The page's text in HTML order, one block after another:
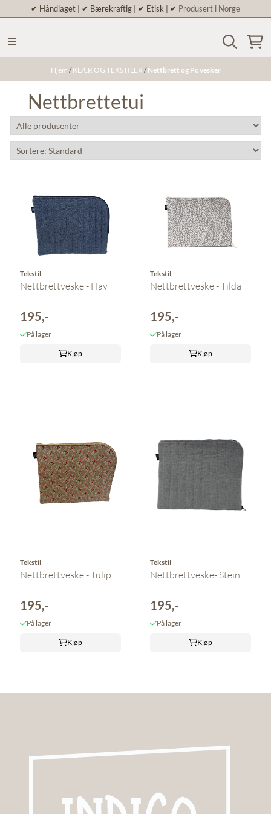
Hopp til innhold
✔ Håndlaget | ✔ Bærekraftig | ✔ Etisk | ✔ Produsert i Norge
Hjem /KLÆR OG TEKSTILER /Nettbrett og Pc vesker
Nettbrettetui
Tekstil
Nettbrettveske - Hav
195,-
På lager
Kjøp
Tekstil
Nettbrettveske - Tilda
195,-
På lager
Kjøp
Tekstil
Nettbrettveske - Tulip
195,-
På lager
Kjøp
Tekstil
Nettbrettveske- Stein
195,-
På lager
Kjøp